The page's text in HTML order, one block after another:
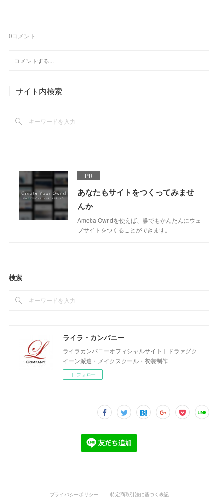
0コメント
サイト内検索
PR
あなたもサイトをつくってみませ
んか
Ameba Owndを使えば、誰でもかんたんにウェ
ブサイトをつくることができます。
検索
ライラ・カンパニー
ライラカンパニーオフィシャルサイト｜ドラァグク
イーン派遣・メイクスクール・衣装制作
フォロー
プライバシーポリシー 特定商取引法に基づく表記